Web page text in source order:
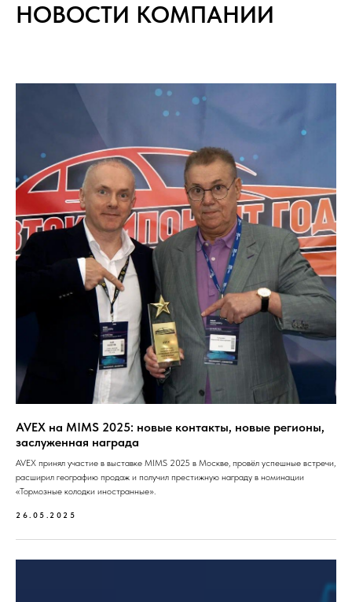
НОВОСТИ КОМПАНИИ
AVEX на MIMS 2025: новые контакты, новые регионы,
заслуженная награда
AVEX принял участие в выставке MIMS 2025 в Москве, провёл успешные встречи,
расширил географию продаж и получил престижную награду в номинации
«Тормозные колодки иностранные».
26.05.2025